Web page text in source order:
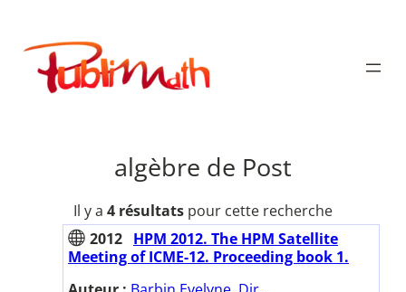
contenu
Publimath
algèbre de Post
Il y a 4 résultats pour cette recherche
2012 HPM 2012. The HPM Satellite
Meeting of ICME-12. Proceeding book 1.